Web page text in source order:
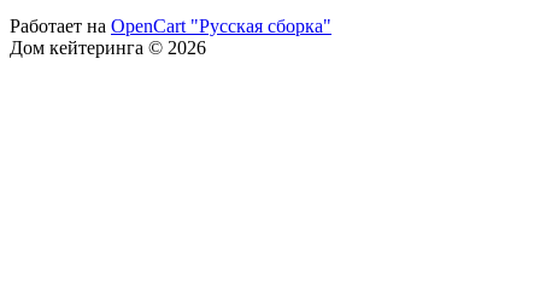
Работает на OpenCart "Русская сборка"
Дом кейтеринга © 2026